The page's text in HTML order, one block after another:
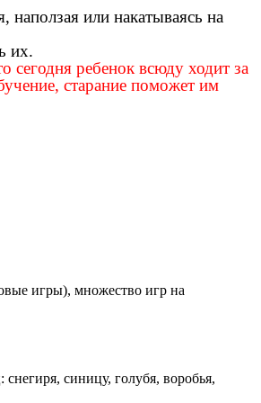
или накатываясь на
их.
ребенок всюду ходит за
старание поможет им
игры), множество игр на
синицу, голубя, воробья,